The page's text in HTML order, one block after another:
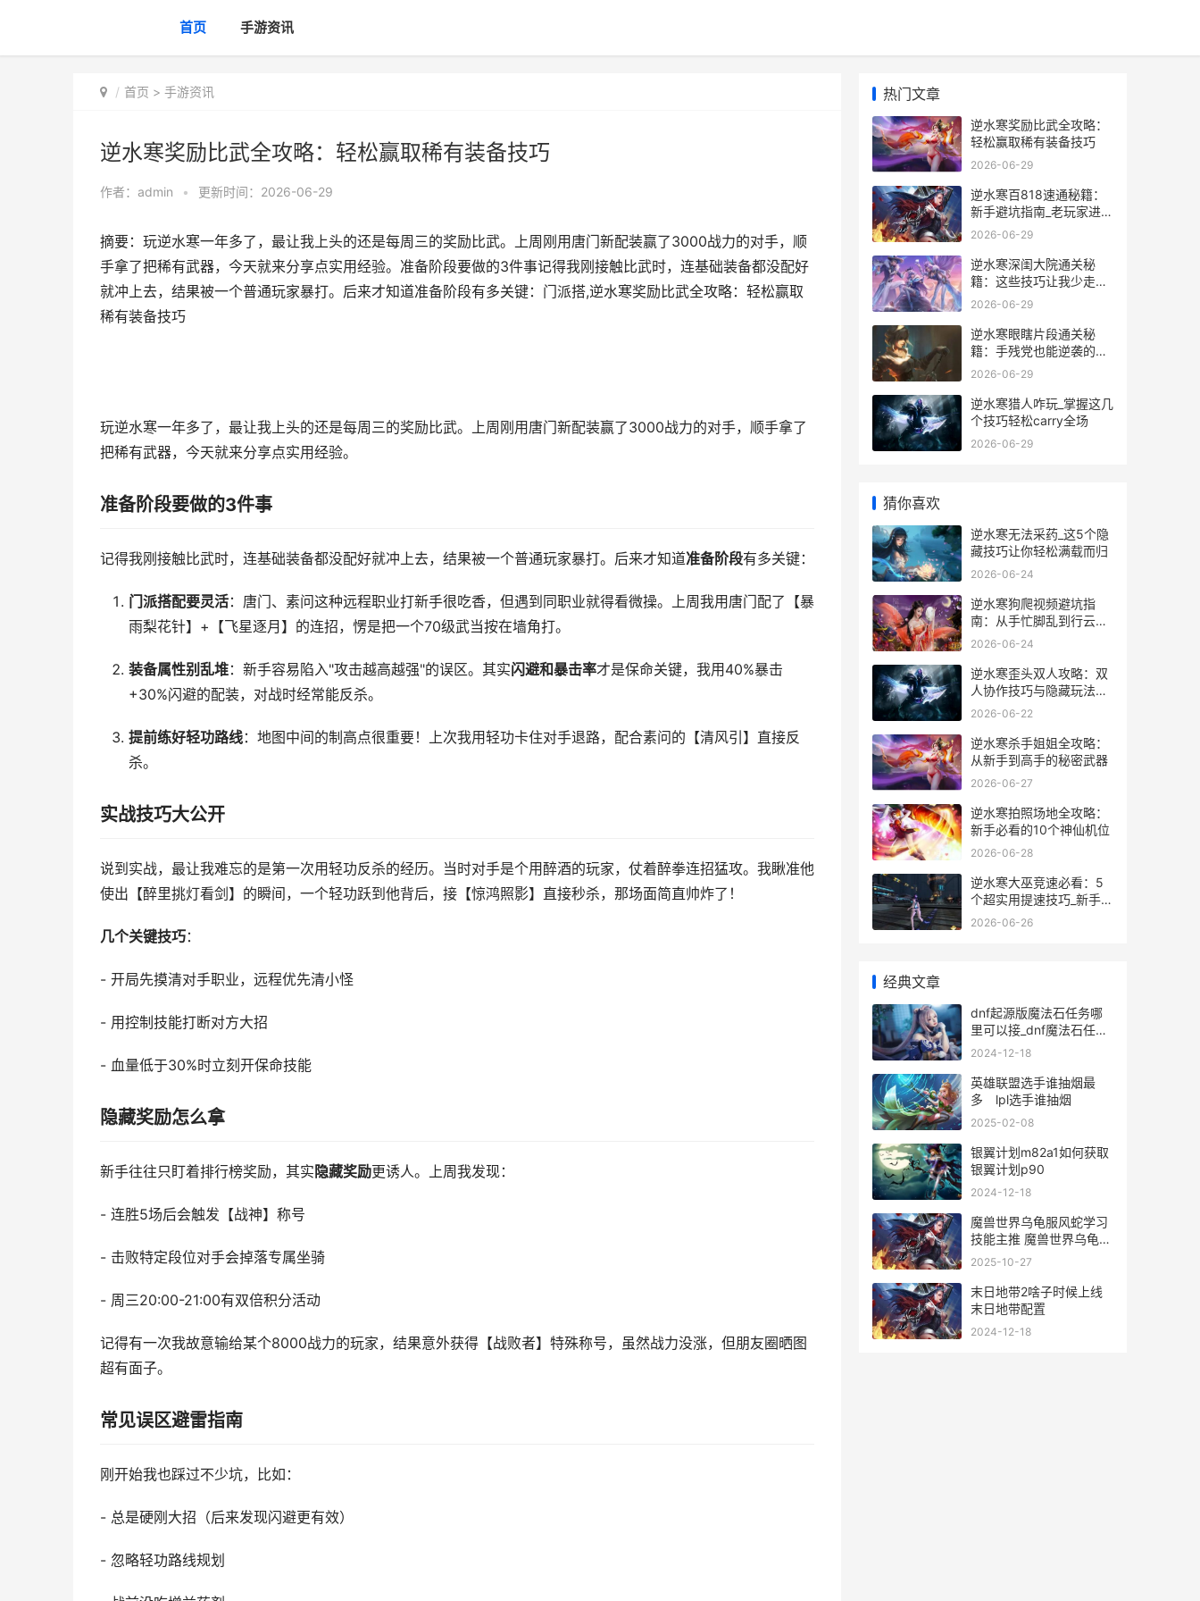
首页 手游资讯
首页 > 手游资讯
逆水寒奖励比武全攻略：轻松赢取稀有装备技巧
作者： admin • 更新时间：2026-06-29
摘要：玩逆水寒一年多了，最让我上头的还是每周三的奖励比武。上周刚用唐门新配装赢了3000战力的对手，顺
手拿了把稀有武器，今天就来分享点实用经验。准备阶段要做的3件事记得我刚接触比武时，连基础装备都没配好
就冲上去，结果被一个普通玩家暴打。后来才知道准备阶段有多关键：门派搭,逆水寒奖励比武全攻略：轻松赢取
稀有装备技巧
玩逆水寒一年多了，最让我上头的还是每周三的奖励比武。上周刚用唐门新配装赢了3000战力的对手，顺手拿了
把稀有武器，今天就来分享点实用经验。
准备阶段要做的3件事
记得我刚接触比武时，连基础装备都没配好就冲上去，结果被一个普通玩家暴打。后来才知道准备阶段有多关键：
门派搭配要灵活：唐门、素问这种远程职业打新手很吃香，但遇到同职业就得看微操。上周我用唐门配了【暴
雨梨花针】+【飞星逐月】的连招，愣是把一个70级武当按在墙角打。
装备属性别乱堆：新手容易陷入"攻击越高越强"的误区。其实闪避和暴击率才是保命关键，我用40%暴击
+30%闪避的配装，对战时经常能反杀。
提前练好轻功路线：地图中间的制高点很重要！上次我用轻功卡住对手退路，配合素问的【清风引】直接反
杀。
实战技巧大公开
说到实战，最让我难忘的是第一次用轻功反杀的经历。当时对手是个用醉酒的玩家，仗着醉拳连招猛攻。我瞅准他
使出【醉里挑灯看剑】的瞬间，一个轻功跃到他背后，接【惊鸿照影】直接秒杀，那场面简直帅炸了！
几个关键技巧：
- 开局先摸清对手职业，远程优先清小怪
- 用控制技能打断对方大招
- 血量低于30%时立刻开保命技能
隐藏奖励怎么拿
新手往往只盯着排行榜奖励，其实 隐藏奖励更诱人。上周我发现：
- 连胜5场后会触发【战神】称号
- 击败特定段位对手会掉落专属坐骑
- 周三20:00-21:00有双倍积分活动
记得有一次我故意输给某个8000战力的玩家，结果意外获得【战败者】特殊称号，虽然战力没涨，但朋友圈晒图
超有面子。
常见误区避雷指南
刚开始我也踩过不少坑，比如：
- 总是硬刚大招（后来发现闪避更有效）
- 忽略轻功路线规划
热门文章
逆水寒奖励比武全攻略：
轻松赢取稀有装备技巧
2026-06-29
逆水寒百818速通秘籍：
新手避坑指南_老玩家进阶
技巧
2026-06-29
逆水寒深闺大院通关秘
籍：这些技巧让我少走
300级弯路_
2026-06-29
逆水寒眼瞎片段通关秘
籍：手残党也能逆袭的实
战技巧
2026-06-29
逆水寒猎人咋玩_掌握这几
个技巧轻松carry全场
2026-06-29
猜你喜欢
逆水寒无法采药_这5个隐
藏技巧让你轻松满载而归
2026-06-24
逆水寒狗爬视频避坑指
南：从手忙脚乱到行云流
水的实战经验
2026-06-24
逆水寒歪头双人攻略：双
人协作技巧与隐藏玩法大
揭秘
2026-06-22
逆水寒杀手姐姐全攻略：
从新手到高手的秘密武器
2026-06-27
逆水寒拍照场地全攻略：
新手必看的10个神仙机位
2026-06-28
逆水寒大巫竞速必看：5
个超实用提速技巧_新手也
能轻松拿第一
2026-06-26
经典文章
dnf起源版魔法石任务哪
里可以接_dnf魔法石任务
dnf魔法石排行100
2024-12-18
英雄联盟选手谁抽烟最
多 lpl选手谁抽烟
2025-02-08
银翼计划m82a1如何获取
银翼计划p90
2024-12-18
魔兽世界乌龟服风蛇学习
技能主推 魔兽世界乌龟服
制皮1-300升级攻略
2025-10-27
末日地带2啥子时候上线
末日地带配置
2024-12-18